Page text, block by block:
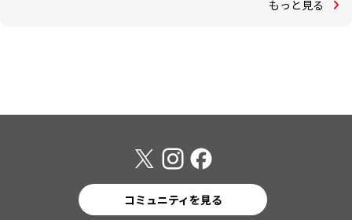
もっと見る
コミュニティを見る